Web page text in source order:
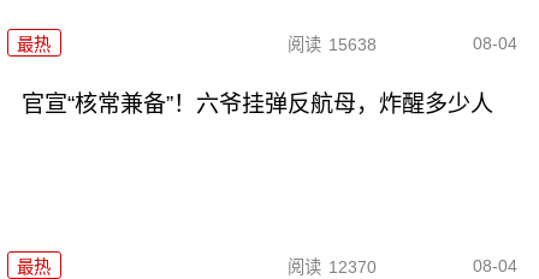
最热 阅读 15638 08-04
官宣“核常兼备”！六爷挂弹反航母，炸醒多少人
最热 阅读 12370 08-04